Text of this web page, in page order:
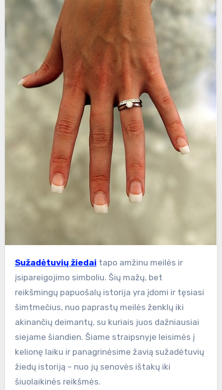
Sužadėtuvių žiedai tapo amžinu meilės ir
įsipareigojimo simboliu. Šių mažų, bet
reikšmingų papuošalų istorija yra įdomi ir tęsiasi
šimtmečius, nuo paprastų meilės ženklų iki
akinančių deimantų, su kuriais juos dažniausiai
siejame šiandien. Šiame straipsnyje leisimės į
kelionę laiku ir panagrinėsime žavią sužadėtuvių
žiedų istoriją – nuo jų senovės ištakų iki
šiuolaikinės reikšmės.